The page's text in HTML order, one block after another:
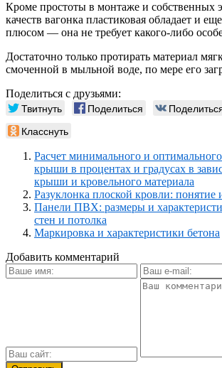
Кроме простоты в монтаже и собственных
качеств вагонка пластиковая обладает и
плюсом — она не требует какого-либо
Достаточно только протирать материал
смоченной в мыльной воде, по мере его
Поделиться с друзьями:
Твитнуть Поделиться
Класснуть
Расчет минимального и
крыши в процентах и градусах в
крыши и кровельного материала
Разуклонка плоской кровли: понятие
Панели ПВХ: размеры и
стен и потолка
Маркировка и характеристики бетона
Добавить комментарий